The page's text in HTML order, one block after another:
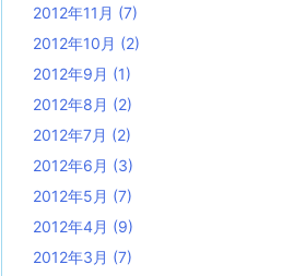
2012年11月 (7)
2012年10月 (2)
2012年9月 (1)
2012年8月 (2)
2012年7月 (2)
2012年6月 (3)
2012年5月 (7)
2012年4月 (9)
2012年3月 (7)